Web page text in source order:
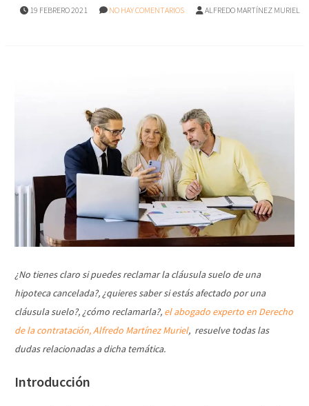
19 FEBRERO 2021 NO HAY COMENTARIOS ALFREDO MARTÍNEZ MURIEL
¿No tienes claro si puedes reclamar la cláusula suelo de una
hipoteca cancelada?, ¿quieres saber si estás afectado por una
cláusula suelo?, ¿cómo reclamarla?, el abogado experto en Derecho
de la contratación, Alfredo Martínez Muriel, resuelve todas las
dudas relacionadas a dicha temática.
Introducción